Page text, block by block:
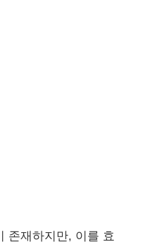
존재하지만, 이를 효